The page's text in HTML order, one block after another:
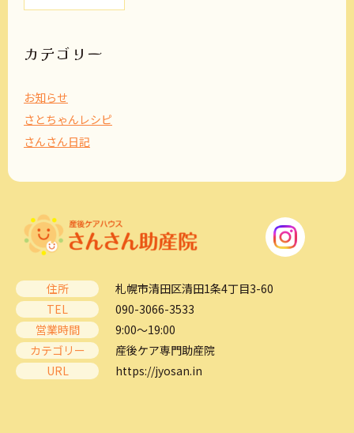
ブ
カテゴリー
お知らせ
さとちゃんレシピ
さんさん日記
住所
札幌市清田区清田1条4丁目3-60
TEL
090-3066-3533
営業時間
9:00～19:00
カテゴリー
産後ケア専門助産院
URL
https://jyosan.in